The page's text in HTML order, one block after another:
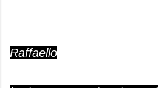
Raffaello